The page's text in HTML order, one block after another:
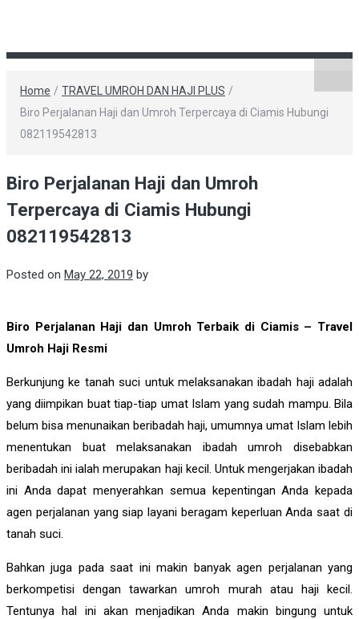
Home / TRAVEL UMROH DAN HAJI PLUS /
Biro Perjalanan Haji dan Umroh Terpercaya di Ciamis Hubungi
082119542813
Biro Perjalanan Haji dan Umroh
Terpercaya di Ciamis Hubungi
082119542813
Posted on May 22, 2019 by
Biro Perjalanan Haji dan Umroh Terbaik di Ciamis – Travel
Umroh Haji Resmi
Berkunjung ke tanah suci untuk melaksanakan ibadah haji adalah
yang diimpikan buat tiap-tiap umat Islam yang sudah mampu. Bila
belum bisa menunaikan beribadah haji, umumnya umat Islam lebih
menentukan buat melaksanakan ibadah umroh disebabkan
beribadah ini ialah merupakan haji kecil. Untuk mengerjakan ibadah
ini Anda dapat menyerahkan semua kepentingan Anda kepada
agen perjalanan yang siap layani beragam keperluan Anda saat di
tanah suci.
Bahkan juga pada saat ini makin banyak agen perjalanan yang
berkompetisi dengan tawarkan umroh murah atau haji kecil.
Tentunya hal ini akan menjadikan Anda makin bingung untuk